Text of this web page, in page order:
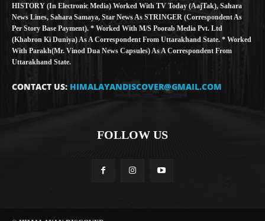
HISTORY (in Electronic Media) Worked With TV Today (AajTak), Sahara
News Lines, Sahara Samaya, Star News As STRINGER (Correspondent As
Per Story Base Payment). * Worked With M/S Poorab Media Pvt. Ltd
(Khabron Ki Duniya) As A Correspondent From Uttarakhand State. * Worked
With Parakh(Mr. Vinod Dua News Capsules) As A Correspondent From
Uttarakhand State.
CONTACT US: HIMALAYANDISCOVER@GMAIL.COM
FOLLOW US